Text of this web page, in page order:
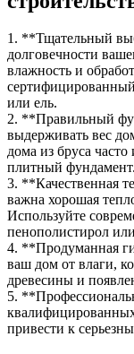
1. **Тщательный
долговечности
влажность и
или ель.
2. **Правильный
выдерживать вес
дома из бруса
плитный фундамент.
3. **Качественная
важна хорошая
Используйте
пенополистирол
4. **Продуманная
ваш дом от влаги,
древесины и
5.
привести к